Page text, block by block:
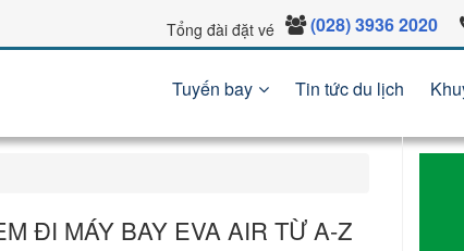
Tổng đài đặt vé (028) 3936 2020
Tuyến bay Tin tức du lịch
ĐI MÁY BAY EVA AIR TỪ A-Z